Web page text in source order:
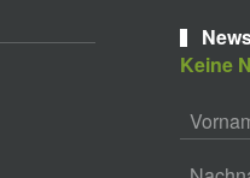
Keine